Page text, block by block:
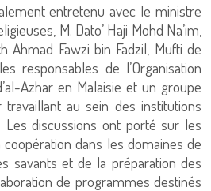
entretenu avec le ministre
M. Dato’ Haji Mohd Na’im,
Ahmad Fawzi bin Fadzil, Mufti de
responsables de l’Organisation
Azhar en Malaisie et un groupe
travaillant au sein des institutions
discussions ont porté sur les
dans les domaines de
savants et de la préparation des
de programmes destinés